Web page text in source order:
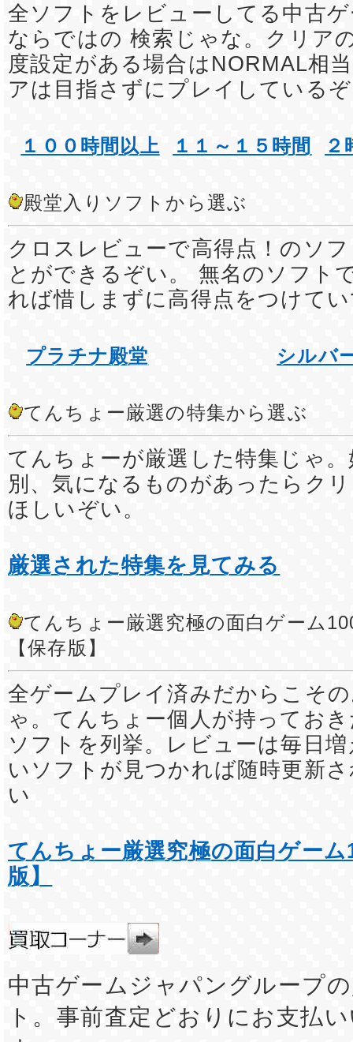
全ソフトをレビューしてる中古
ならではの 検索じゃな。クリア
度設定がある場合はNORMAL相
アは目指さずにプレイしている
１００時間以上 １１～１５時間 ２
殿堂入りソフトから選ぶ
クロスレビューで高得点！のソ
とができるぞい。 無名のソフト
れば惜しまずに高得点をつけて
プラチナ殿堂 シルバ
てんちょー厳選の特集から選ぶ
てんちょーが厳選した特集じゃ
別、気になるものがあったらク
ほしいぞい。
厳選された特集を見てみる
てんちょー厳選究極の面白ゲーム
【保存版】
全ゲームプレイ済みだからこそ
ゃ。てんちょー個人が持ってお
ソフトを列挙。レビューは毎日
いソフトが見つかれば随時更新
い
てんちょー厳選究極の面白ゲー
版】
中古ゲームジャパングループ
ト。事前査定どおりにお支払